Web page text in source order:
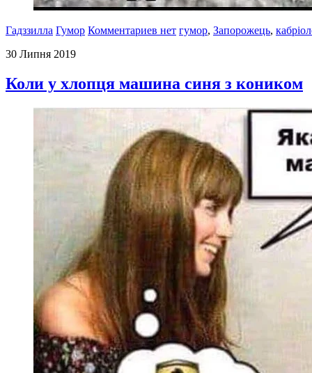
Гадззилла Гумор Комментариев нет гумор, Запорожець,
30 Липня 2019
Коли у хлопця машина синя з коником